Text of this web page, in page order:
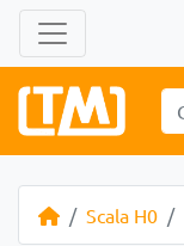
Scala H0